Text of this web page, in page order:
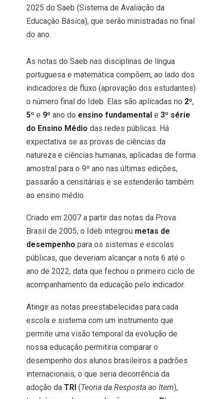
2025 do Saeb (Sistema de Avaliação da
Educação Básica), que serão ministradas no final
do ano.
As notas do Saeb nas disciplinas de língua
portuguesa e matemática compõem, ao lado dos
indicadores de fluxo (aprovação dos estudantes)
o número final do Ideb. Elas são aplicadas no 2º,
5º e 9º ano do ensino fundamental e 3º série
do Ensino Médio das redes públicas. Há
expectativa se as provas de ciências da
natureza e ciências humanas, aplicadas de forma
amostral para o 9º ano nas últimas edições,
passarão a censitárias e se estenderão também
ao ensino médio.
Criado em 2007 a partir das notas da Prova
Brasil de 2005, o Ideb integrou metas de
desempenho para os sistemas e escolas
públicas, que deveriam alcançar a nota 6 até o
ano de 2022, data que fechou o primeiro ciclo de
acompanhamento da educação pelo indicador.
Atingir as notas preestabelecidas para cada
escola e sistema com um instrumento que
permite uma visão temporal da evolução de
nossa educação permitiria comparar o
desempenho dos alunos brasileiros a padrões
internacionais, o que seria decorrência da
adoção da TRI (Teoria da Resposta ao Item),